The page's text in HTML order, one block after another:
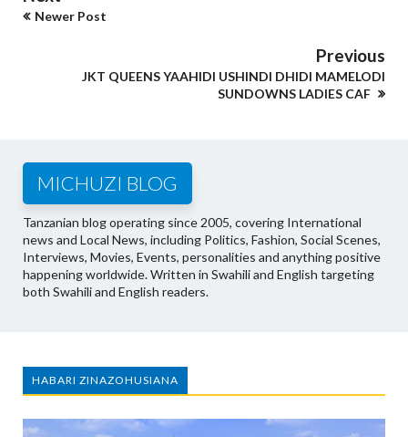
Newer Post
Previous
JKT QUEENS YAAHIDI USHINDI DHIDI MAMELODI
SUNDOWNS LADIES CAF
MICHUZI BLOG
Tanzanian blog operating since 2005, covering International
news and Local News, including Politics, Fashion, Social Scenes,
Interviews, Movies, Events, personalities and anything positive
happening worldwide. Written in Swahili and English targeting
both Swahili and English readers.
HABARI ZINAZOHUSIANA